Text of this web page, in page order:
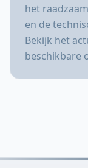
het
en de
Bekijk het
beschikbare